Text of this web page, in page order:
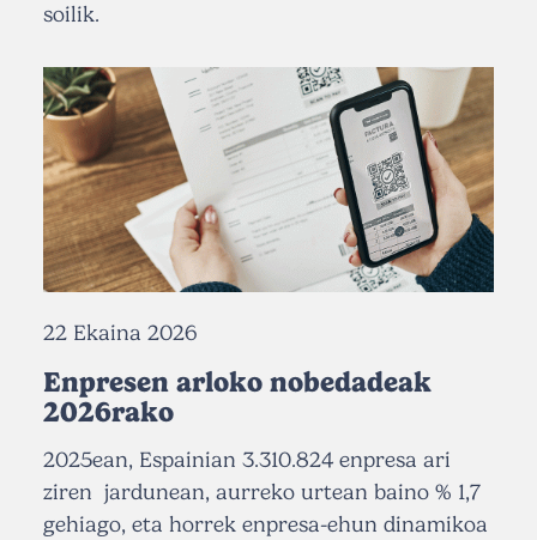
soilik.
22 Ekaina 2026
Enpresen arloko nobedadeak
2026rako
2025ean, Espainian 3.310.824 enpresa ari
ziren jardunean, aurreko urtean baino % 1,7
gehiago, eta horrek enpresa-ehun dinamikoa